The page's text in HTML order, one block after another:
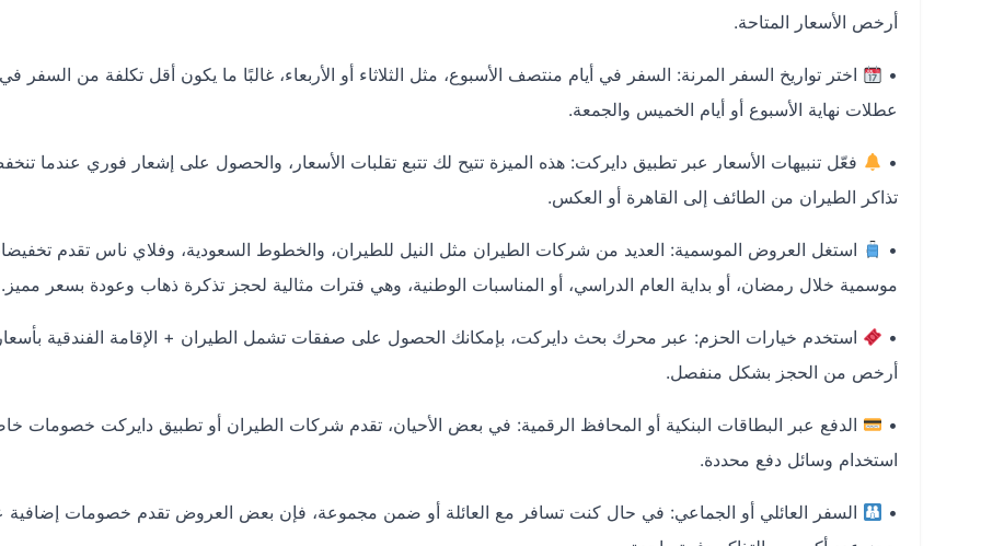
أرخص الأسعار المتاحة.
• اختر تواريخ السفر المرنة: السفر في أيام منتصف الأسبوع، مثل الثلاثاء أو الأربعاء، غالبًا ما يكون أقل تكلفة من السفر في
عطلات نهاية الأسبوع أو أيام الخميس والجمعة.
• فعّل تنبيهات الأسعار عبر تطبيق دايركت: هذه الميزة تتيح لك تتبع تقلبات الأسعار، والحصول على إشعار فوري عندما
تذاكر الطيران من الطائف إلى القاهرة أو العكس.
• استغل العروض الموسمية: العديد من شركات الطيران مثل النيل للطيران، والخطوط السعودية، وفلاي ناس تقدم
موسمية خلال رمضان، أو بداية العام الدراسي، أو المناسبات الوطنية، وهي فترات مثالية لحجز تذكرة ذهاب وعودة بسعر مميز.
• استخدم خيارات الحزم: عبر محرك بحث دايركت، بإمكانك الحصول على صفقات تشمل الطيران + الإقامة الفندقية بأسعار
أرخص من الحجز بشكل منفصل.
• الدفع عبر البطاقات البنكية أو المحافظ الرقمية: في بعض الأحيان، تقدم شركات الطيران أو تطبيق دايركت خصومات
استخدام وسائل دفع محددة.
• السفر العائلي أو الجماعي: في حال كنت تسافر مع العائلة أو ضمن مجموعة، فإن بعض العروض تقدم خصومات إضافية